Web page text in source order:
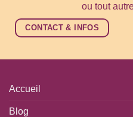
ou tout
CONTACT & INFOS
Accueil
Blog